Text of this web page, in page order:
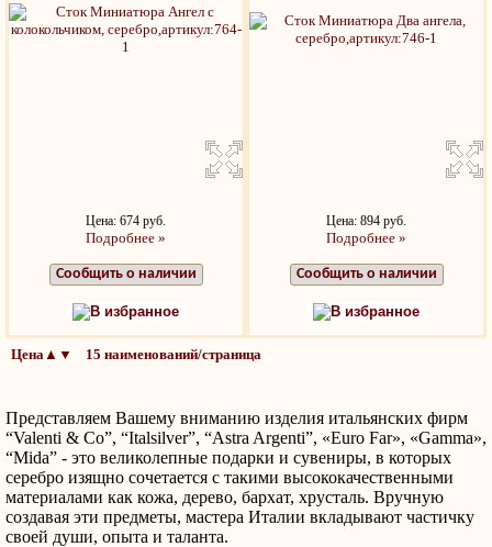
Цена: 674 руб.
Подробнее »
Сообщить о наличии
В избранное
Цена: 894 руб.
Подробнее »
Сообщить о наличии
В избранное
Цена▲▼ 15 наименований/страница
Представляем Вашему вниманию изделия итальянских фирм
“Valenti & Co”, “Italsilver”, “Astra Argenti”, «Euro Far», «Gamma»,
“Mida” - это великолепные подарки и сувениры, в которых
серебро изящно сочетается с такими высококачественными
материалами как кожа, дерево, бархат, хрусталь. Вручную
создавая эти предметы, мастера Италии вкладывают частичку
своей души, опыта и таланта.